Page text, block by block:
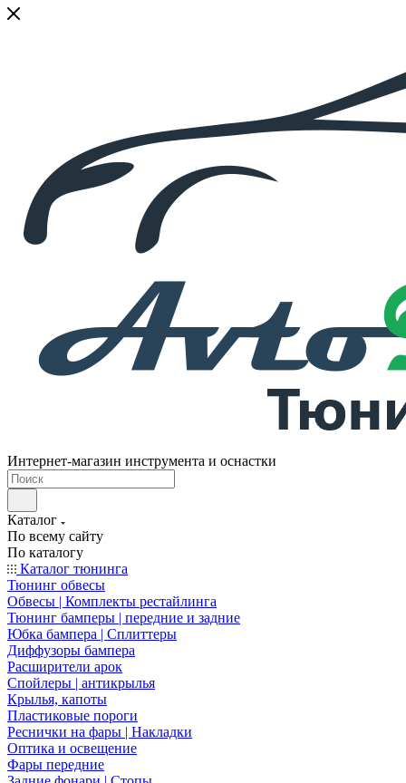
Интернет-магазин инструмента и оснастки
Каталог
По всему сайту
По каталогу
Каталог тюнинга
Тюнинг обвесы
Обвесы | Комплекты рестайлинга
Тюнинг бамперы | передние и задние
Юбка бампера | Сплиттеры
Диффузоры бампера
Расширители арок
Спойлеры | антикрылья
Крылья, капоты
Пластиковые пороги
Реснички на фары | Накладки
Оптика и освещение
Фары передние